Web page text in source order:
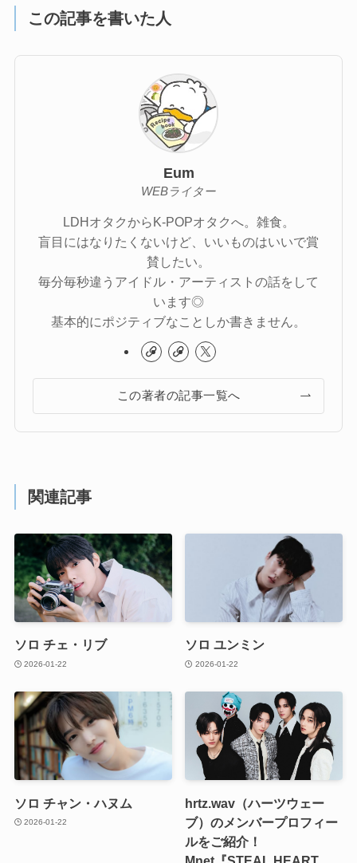
この記事を書いた人
Eum
WEBライター
LDHオタクからK-POPオタクへ。雑食。
盲目にはなりたくないけど、いいものはいいで賞
賛したい。
毎分毎秒違うアイドル・アーティストの話をして
います◎
基本的にポジティブなことしか書きません。
この著者の記事一覧へ
関連記事
ソロ チェ・リブ
2026-01-22
ソロ ユンミン
2026-01-22
ソロ チャン・ハヌム
2026-01-22
hrtz.wav（ハーツウェー
ブ）のメンバープロフィー
ルをご紹介！